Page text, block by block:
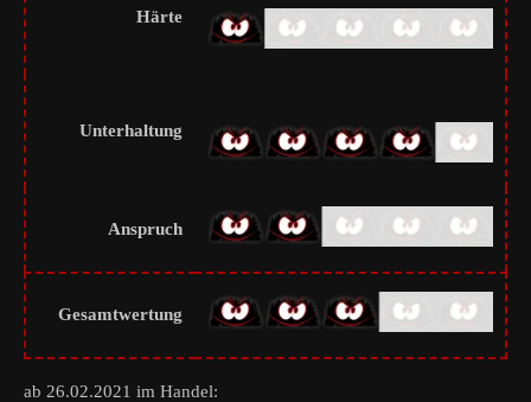
Härte
Unterhaltung
Anspruch
Gesamtwertung
ab 26.02.2021 im Handel: